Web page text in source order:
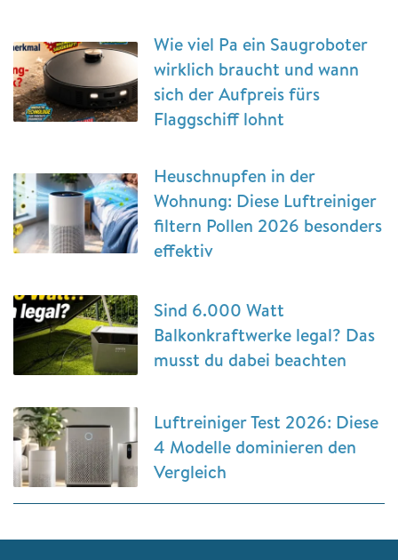
Wie viel Pa ein Saugroboter
wirklich braucht und wann
sich der Aufpreis fürs
Flaggschiff lohnt
Heuschnupfen in der
Wohnung: Diese Luftreiniger
filtern Pollen 2026 besonders
effektiv
Sind 6.000 Watt
Balkonkraftwerke legal? Das
musst du dabei beachten
Luftreiniger Test 2026: Diese
4 Modelle dominieren den
Vergleich